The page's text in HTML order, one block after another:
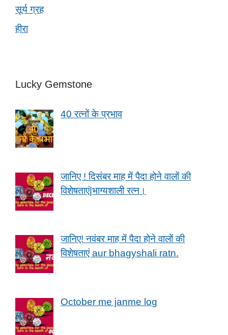
सूर्य ग्रह
हीरा
Lucky Gemstone
40 रत्नों के प्रभाव
जानिए ! दिसंबर माह में पैदा होने वालों की
विशेषताएं|भाग्यशाली रत्न।
जानिए! नवंबर माह में पैदा होने वालों की
विशेषताएं aur bhagyshali ratn.
October me janme log